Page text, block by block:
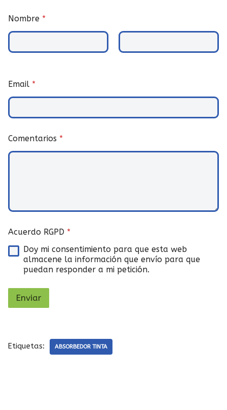
Nombre *
Email *
Comentarios *
Acuerdo RGPD *
Doy mi consentimiento para que esta web
almacene la información que envío para que
puedan responder a mi petición.
Enviar
Etiquetas: ABSORBEDOR TINTA